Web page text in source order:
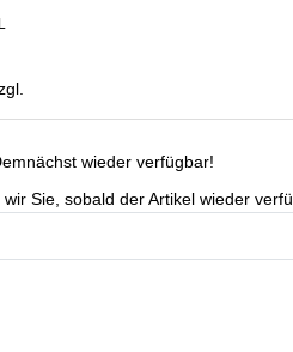
wieder verfügbar!
Sie, sobald der Artikel wieder